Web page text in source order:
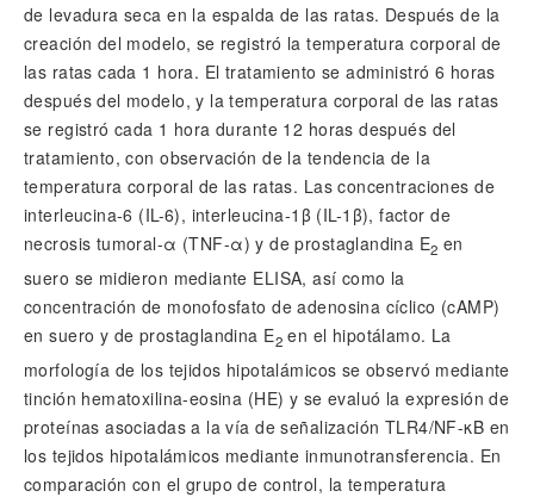
de levadura seca en la espalda de las ratas. Después de la
creación del modelo, se registró la temperatura corporal de
las ratas cada 1 hora. El tratamiento se administró 6 horas
después del modelo, y la temperatura corporal de las ratas
se registró cada 1 hora durante 12 horas después del
tratamiento, con observación de la tendencia de la
temperatura corporal de las ratas. Las concentraciones de
interleucina-6 (IL-6), interleucina-1 β (IL-1 β), factor de
necrosis tumoral-α (TNF-α) y de prostaglandina E2 en
suero se midieron mediante ELISA, así como la
concentración de monofosfato de adenosina cíclico (cAMP)
en suero y de prostaglandina E2 en el hipotálamo. La
morfología de los tejidos hipotalámicos se observó mediante
tinción hematoxilina-eosina (HE) y se evaluó la expresión de
proteínas asociadas a la vía de señalización TLR4/NF-κB en
los tejidos hipotalámicos mediante inmunotransferencia. En
comparación con el grupo de control, la temperatura